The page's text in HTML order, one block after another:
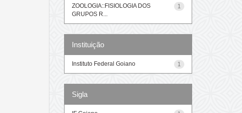
1
ZOOLOGIA::FISIOLOGIA DOS
GRUPOS R...
Instituição
1
Instituto Federal Goiano
Sigla